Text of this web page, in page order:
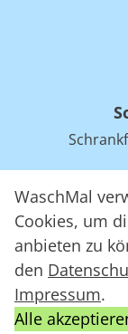
WaschMal
Cookies, um
anbieten zu
den
Impressum.
Alle